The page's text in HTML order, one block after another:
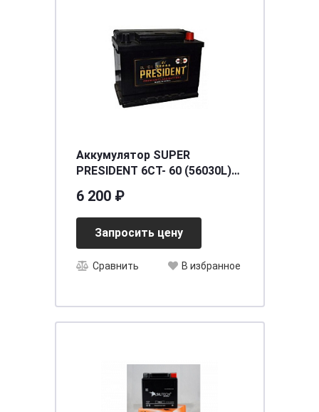
Аккумулятор SUPER
PRESIDENT 6СТ- 60 (56030L)
6 200 ₽
Запросить цену
Сравнить В избранное